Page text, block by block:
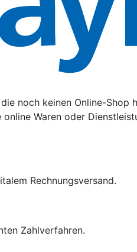
noch keinen Online-Shop
Waren oder
Rechnungsversand.
Zahlverfahren.